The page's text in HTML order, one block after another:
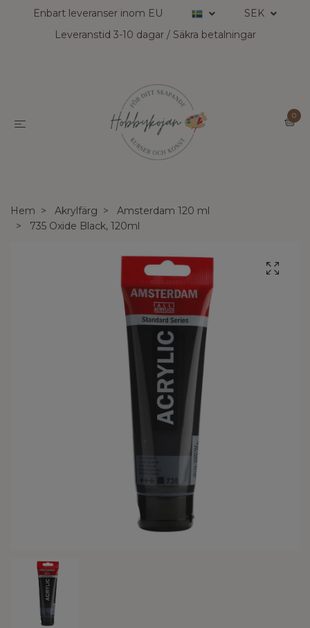
Enbart leveranser inom EU
SEK
Leveranstid 3-10 dagar / Säkra betalningar
0
Hem Akrylfärg
Amsterdam 120 ml
735 Oxide Black, 120ml